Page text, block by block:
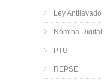
Ley Antilavado
Nómina Digital
PTU
REPSE